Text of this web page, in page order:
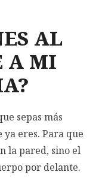
AL
A MI
sepas más
eres. Para que
la pared, sino el
por delante.